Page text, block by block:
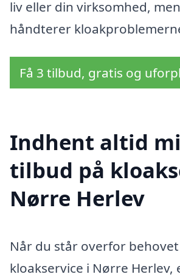
liv eller din virksomhed,
håndterer
Få 3 tilbud, gratis og
Indhent altid
tilbud på
Nørre Herlev
Når du står overfor
kloakservice i Nørre Herlev,